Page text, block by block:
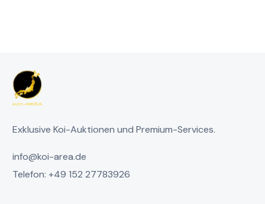
Exklusive Koi-Auktionen und Premium-Services.
info@koi-area.de
Telefon: +49 152 27783926